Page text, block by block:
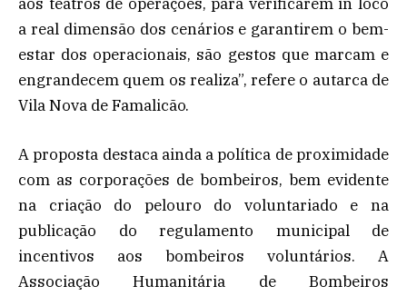
a real dimensão dos cenários e garantirem o bem-
estar dos operacionais, são gestos que marcam e
engrandecem quem os realiza”, refere o autarca de
Vila Nova de Famalicão.
A proposta destaca ainda a política de proximidade
com as corporações de bombeiros, bem evidente
na criação do pelouro do voluntariado e na
publicação do regulamento municipal de
incentivos aos bombeiros voluntários. A
Associação Humanitária de Bombeiros